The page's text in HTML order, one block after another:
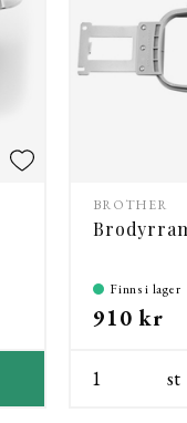
BROTHER
Finns i lager
910 kr
st